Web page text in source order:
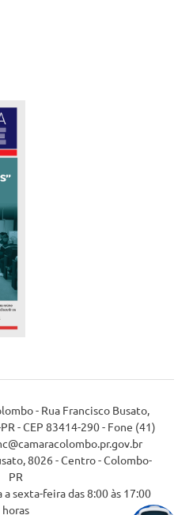
- Rua Francisco Busato,
- CEP 83414-290 - Fone (41)
8026 - Centro - Colombo-
PR
sexta-feira das 8:00 às 17:00
horas